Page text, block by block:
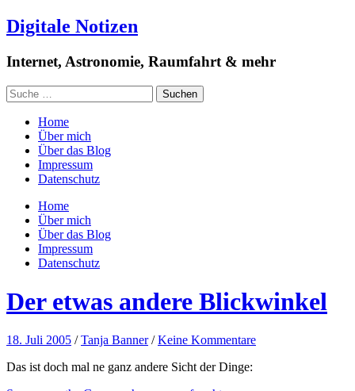
Digitale Notizen
Internet, Astronomie, Raumfahrt & mehr
Home
Über mich
Über das Blog
Impressum
Datenschutz
Home
Über mich
Über das Blog
Impressum
Datenschutz
Der etwas andere Blickwinkel
18. Juli 2005 /Tanja Banner /Keine Kommentare
Das ist doch mal ne ganz andere Sicht der Dinge: